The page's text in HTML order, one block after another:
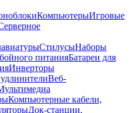
КомпьютерыИгровые
СтилусыНаборы
питанияБатареи для
Инверторы
Веб-
Компьютерные кабели,
Док-станции,